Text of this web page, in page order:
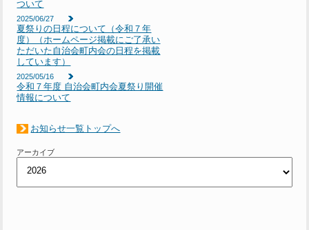
ついて
2025/06/27
夏祭りの日程について（令和７年
度）（ホームページ掲載にご了承い
ただいた自治会町内会の日程を掲載
しています）
2025/05/16
令和７年度 自治会町内会夏祭り開催
情報について
お知らせ一覧トップへ
アーカイブ